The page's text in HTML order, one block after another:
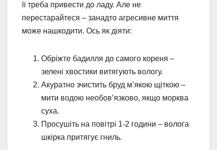
її треба привести до ладу. Але не
перестарайтеся – занадто агресивне миття
може нашкодити. Ось як діяти:
Обріжте бадилля до самого кореня –
зелені хвостики витягують вологу.
Акуратно зчистить бруд м’якою щіткою –
мити водою необов’язково, якщо морква
суха.
Просушіть на повітрі 1-2 години – волога
шкірка притягує гниль.